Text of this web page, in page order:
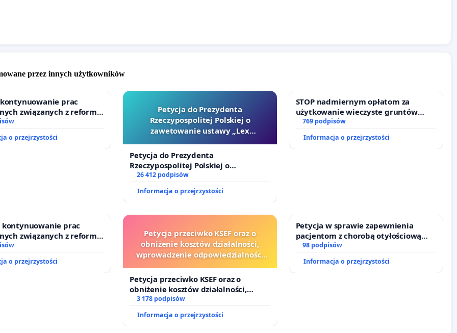
przez innych użytkowników
prac
związanych z reformą
o przejrzystości
Petycja do Prezydenta
Rzeczypospolitej Polskiej o
zawetowanie ustawy „Lex
Petycja do Prezydenta
Rzeczypospolitej Polskiej o
zawetowanie ustawy „Lex Szarlatan”
26 412 podpisów
Informacja o przejrzystości
STOP nadmiernym opłatom za
użytkowanie wieczyste gruntów
zajmowanych przez rodzinne ogrody
769 podpisów
Informacja o przejrzystości
kontynuowanie prac
związanych z reformą
o przejrzystości
Petycja przeciwko KSEF oraz o
obniżenie kosztów działalności,
wprowadzenie odpowiedzialności
i sędziów
Petycja przeciwko KSEF oraz o
obniżenie kosztów działalności,
wprowadzenie odpowiedzialności
sędziów
3 178 podpisów
Informacja o przejrzystości
Petycja w sprawie zapewnienia
pacjentom z chorobą otyłościową
dostępu do kompleksowego leczenia
98 podpisów
Informacja o przejrzystości